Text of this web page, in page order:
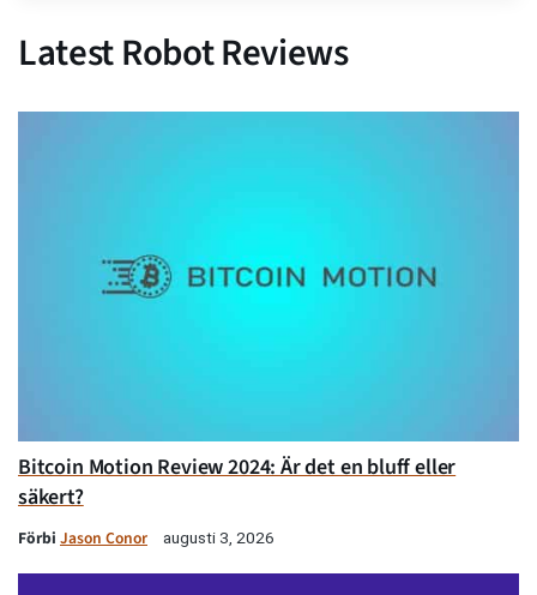
Latest Robot Reviews
Bitcoin Motion Review 2024: Är det en bluff eller
säkert?
Förbi Jason Conor augusti 3, 2026